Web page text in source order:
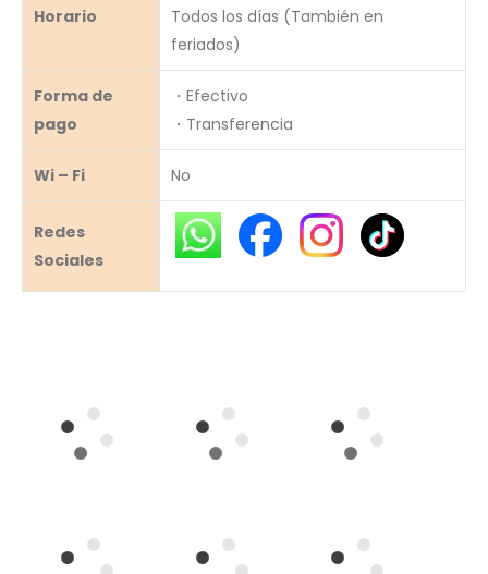
Horario
Todos los días (También en
feriados)
Forma de
pago
・Efectivo
・Transferencia
Wi – Fi No
Redes
Sociales